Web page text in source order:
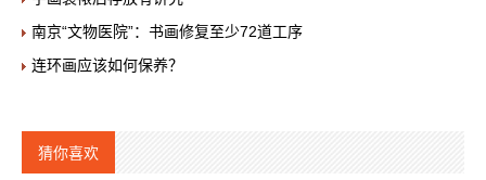
南京“文物医院”：书画修复至少72道工序
连环画应该如何保养？
猜你喜欢